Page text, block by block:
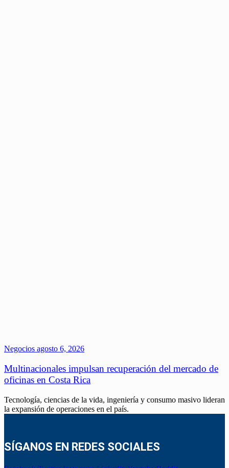
Negocios agosto 6, 2026
Multinacionales impulsan recuperación del mercado de
oficinas en Costa Rica
Tecnología, ciencias de la vida, ingeniería y consumo masivo lideran
la expansión de operaciones en el país.
SÍGANOS EN REDES SOCIALES